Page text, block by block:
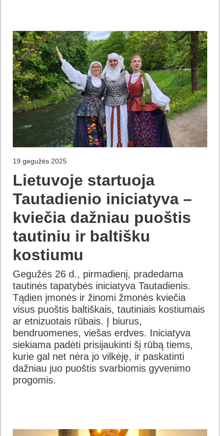
19 gegužės 2025
Lietuvoje startuoja
Tautadienio iniciatyva –
kviečia dažniau puoštis
tautiniu ir baltišku
kostiumu
Gegužės 26 d., pirmadienį, pradedama
tautinės tapatybės iniciatyva Tautadienis.
Tądien įmonės ir žinomi žmonės kviečia
visus puoštis baltiškais, tautiniais kostiumais
ar etnizuotais rūbais. Į biurus,
bendruomenes, viešas erdves. Iniciatyva
siekiama padėti prisijaukinti šį rūbą tiems,
kurie gal net nėra jo vilkėję, ir paskatinti
dažniau juo puoštis svarbiomis gyvenimo
progomis.